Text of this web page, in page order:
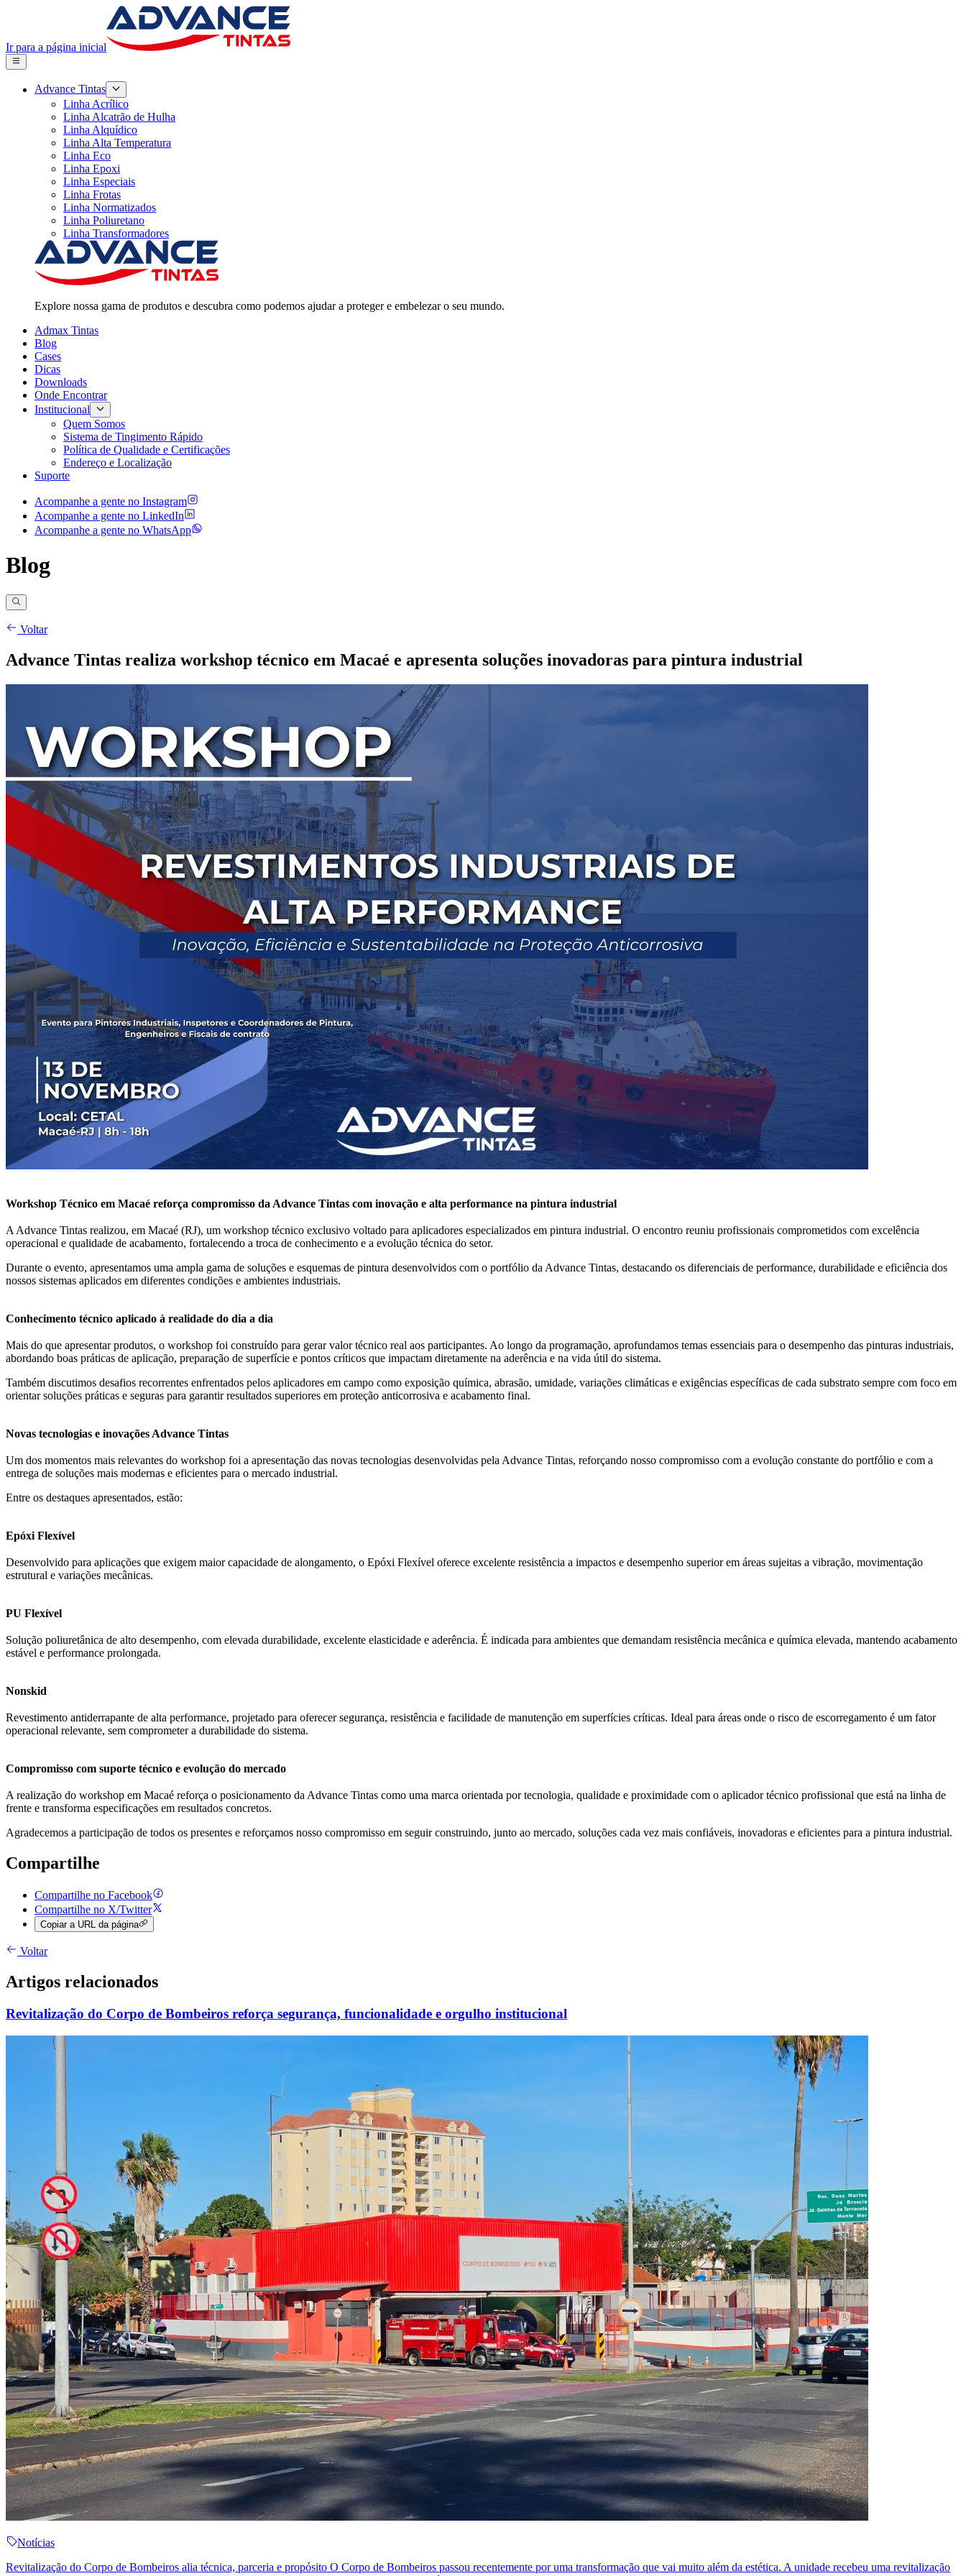
Ir para a página inicial
Advance Tintas
Linha Acrílico
Linha Alcatrão de Hulha
Linha Alquídico
Linha Alta Temperatura
Linha Eco
Linha Epoxi
Linha Especiais
Linha Frotas
Linha Normatizados
Linha Poliuretano
Linha Transformadores
Explore nossa gama de produtos e descubra como podemos ajudar a proteger e embelezar o seu mundo.
Admax Tintas
Blog
Cases
Dicas
Downloads
Onde Encontrar
Institucional
Quem Somos
Sistema de Tingimento Rápido
Política de Qualidade e Certificações
Endereço e Localização
Suporte
Acompanhe a gente no Instagram
Acompanhe a gente no LinkedIn
Acompanhe a gente no WhatsApp
Blog
Voltar
Advance Tintas realiza workshop técnico em Macaé e apresenta soluções inovadoras para pintura industrial
Workshop Técnico em Macaé reforça compromisso da Advance Tintas com inovação e alta performance na pintura industrial
A Advance Tintas realizou, em Macaé (RJ), um workshop técnico exclusivo voltado para aplicadores especializados em pintura industrial. O encontro reuniu profissionais comprometidos com excelência
operacional e qualidade de acabamento, fortalecendo a troca de conhecimento e a evolução técnica do setor.
Durante o evento, apresentamos uma ampla gama de soluções e esquemas de pintura desenvolvidos com o portfólio da Advance Tintas, destacando os diferenciais de performance, durabilidade e eficiência dos
nossos sistemas aplicados em diferentes condições e ambientes industriais.
Conhecimento técnico aplicado à realidade do dia a dia
Mais do que apresentar produtos, o workshop foi construído para gerar valor técnico real aos participantes. Ao longo da programação, aprofundamos temas essenciais para o desempenho das pinturas industriais,
abordando boas práticas de aplicação, preparação de superfície e pontos críticos que impactam diretamente na aderência e na vida útil do sistema.
Também discutimos desafios recorrentes enfrentados pelos aplicadores em campo como exposição química, abrasão, umidade, variações climáticas e exigências específicas de cada substrato sempre com foco em
orientar soluções práticas e seguras para garantir resultados superiores em proteção anticorrosiva e acabamento final.
Novas tecnologias e inovações Advance Tintas
Um dos momentos mais relevantes do workshop foi a apresentação das novas tecnologias desenvolvidas pela Advance Tintas, reforçando nosso compromisso com a evolução constante do portfólio e com a
entrega de soluções mais modernas e eficientes para o mercado industrial.
Entre os destaques apresentados, estão:
Epóxi Flexível
Desenvolvido para aplicações que exigem maior capacidade de alongamento, o Epóxi Flexível oferece excelente resistência a impactos e desempenho superior em áreas sujeitas a vibração, movimentação
estrutural e variações mecânicas.
PU Flexível
Solução poliuretânica de alto desempenho, com elevada durabilidade, excelente elasticidade e aderência. É indicada para ambientes que demandam resistência mecânica e química elevada, mantendo acabamento
estável e performance prolongada.
Nonskid
Revestimento antiderrapante de alta performance, projetado para oferecer segurança, resistência e facilidade de manutenção em superfícies críticas. Ideal para áreas onde o risco de escorregamento é um fator
operacional relevante, sem comprometer a durabilidade do sistema.
Compromisso com suporte técnico e evolução do mercado
A realização do workshop em Macaé reforça o posicionamento da Advance Tintas como uma marca orientada por tecnologia, qualidade e proximidade com o aplicador técnico profissional que está na linha de
frente e transforma especificações em resultados concretos.
Agradecemos a participação de todos os presentes e reforçamos nosso compromisso em seguir construindo, junto ao mercado, soluções cada vez mais confiáveis, inovadoras e eficientes para a pintura industrial.
Compartilhe
Compartilhe no Facebook
Compartilhe no X/Twitter
Copiar a URL da página
Voltar
Artigos relacionados
Revitalização do Corpo de Bombeiros reforça segurança, funcionalidade e orgulho institucional
Notícias
Revitalização do Corpo de Bombeiros alia técnica, parceria e propósito O Corpo de Bombeiros passou recentemente por uma transformação que vai muito além da estética. A unidade recebeu uma revitalização